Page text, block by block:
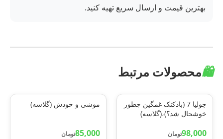
بهترین قیمت و ارسال سریع تهیه کنید.
🛍️محصولات مرتبط
جولیا 7 (بادکنک غمگین چطور
خوشحال شد؟)،(گلاسه)
98,000تومان
موشی و خودش (گلاسه)
85,000تومان